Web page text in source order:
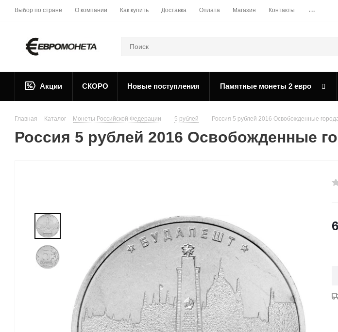
Выбор по стране О компании Как купить Доставка Оплата Магазин Контакты ...
Акции СКОРО Новые поступления Памятные монеты 2 евро
Главная - Каталог - Монеты Российской Федерации - 5 рублей - Россия 5 рублей 2016 Освобожденные
Россия 5 рублей 2016 Освобожденные